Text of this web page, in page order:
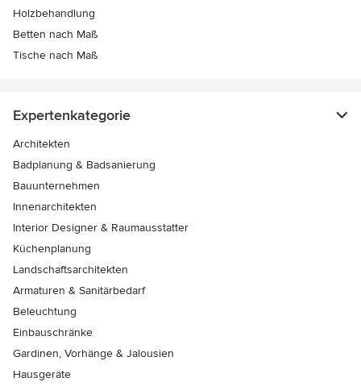
Holzbehandlung
Betten nach Maß
Tische nach Maß
Expertenkategorie
Architekten
Badplanung & Badsanierung
Bauunternehmen
Innenarchitekten
Interior Designer & Raumausstatter
Küchenplanung
Landschaftsarchitekten
Armaturen & Sanitärbedarf
Beleuchtung
Einbauschränke
Gardinen, Vorhänge & Jalousien
Hausgeräte